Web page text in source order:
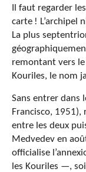
Il faut regarder
carte ! L’archipel
La plus
remontant vers
Kouriles, le nom
Sans entrer dans
Francisco, 1951),
entre les deux
Medvedev en
officialise
les Kouriles —,